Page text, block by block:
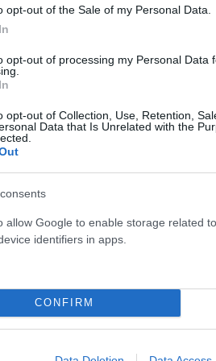
opt-out of the Sale of my Personal Data.
opt-out of processing my Personal Data
opt-out of Collection, Use, Retention,
Data that Is Unrelated with the
allow Google to enable storage related
identifiers in apps.
CONFIRM
σταθερότητα στη Μέση